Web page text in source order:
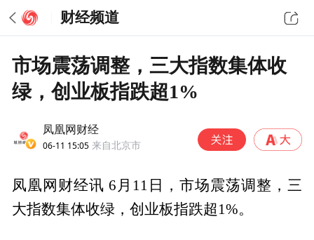
财经频道
市场震荡调整，三大指数集体收
绿，创业板指跌超1%
凤凰网财经
06-11 15:05 来自北京市
凤凰网财经讯 6月11日，市场震荡调整，三
大指数集体收绿，创业板指跌超1%。